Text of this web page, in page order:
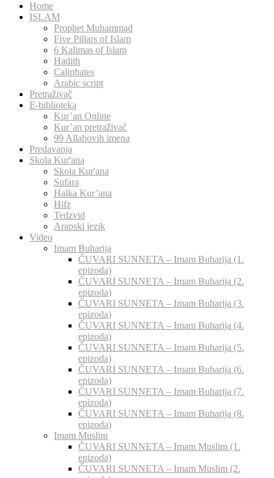
Home
ISLAM
Prophet Muhammad
Five Pillars of Islam
6 Kalimas of Islam
Hadith
Caliphates
Arabic script
Pretraživač
E-biblioteka
Kur’an Online
Kur’an pretraživač
99 Allahovih imena
Predavanja
Skola Kur'ana
Skola Kur'ana
Sufara
Halka Kur’ana
Hifz
Tedzvid
Arapski jezik
Video
Imam Buharija
ČUVARI SUNNETA – Imam Buharija (1.
epizoda)
ČUVARI SUNNETA – Imam Buharija (2.
epizoda)
ČUVARI SUNNETA – Imam Buharija (3.
epizoda)
ČUVARI SUNNETA – Imam Buharija (4.
epizoda)
ČUVARI SUNNETA – Imam Buharija (5.
epizoda)
ČUVARI SUNNETA – Imam Buharija (6.
epizoda)
ČUVARI SUNNETA – Imam Buharija (7.
epizoda)
ČUVARI SUNNETA – Imam Buharija (8.
epizoda)
Imam Muslim
ČUVARI SUNNETA – Imam Muslim (1.
epizoda)
ČUVARI SUNNETA – Imam Muslim (2.